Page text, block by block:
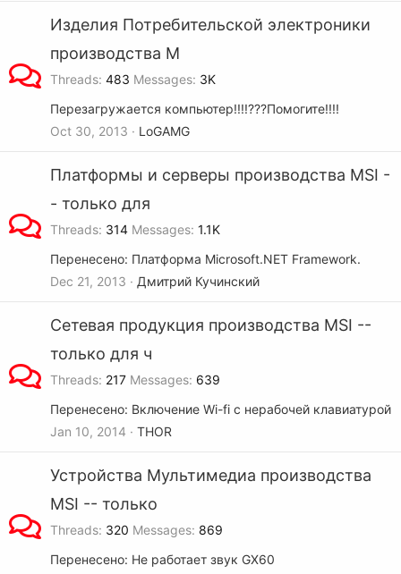
Изделия Потребительской электроники
производства M
Threads 483 Messages 3K
Перезагружается компьютер!!!!???Помогите!!!!
Oct 30, 2013
LoGAMG
Платформы и серверы производства MSI -
- только для
Threads 314 Messages 1.1K
Перенесено: Платформа Microsoft.NET Framework.
Dec 21, 2013
Дмитрий Кучинский
Сетевая продукция производства MSI --
только для ч
Threads 217 Messages 639
Перенесено: Включение Wi-fi с нерабочей клавиатурой
Jan 10, 2014
THOR
Устройства Мультимедиа производства
MSI -- только
Threads 320 Messages 869
Перенесено: Не работает звук GX60